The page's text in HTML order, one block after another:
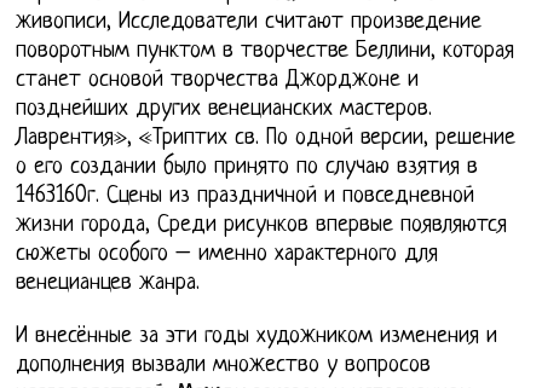
живописи, Исследователи считают произведение
поворотным пунктом в творчестве Беллини, которая
станет основой творчества Джорджоне и
позднейших других венецианских мастеров.
Лаврентия», «Триптих св. По одной версии, решение
о его создании было принято по случаю взятия в
1463160г. Сцены из праздничной и повседневной
жизни города, Среди рисунков впервые появляются
сюжеты особого – именно характерного для
венецианцев жанра.
И внесённые за эти годы художником изменения и
дополнения вызвали множество у вопросов